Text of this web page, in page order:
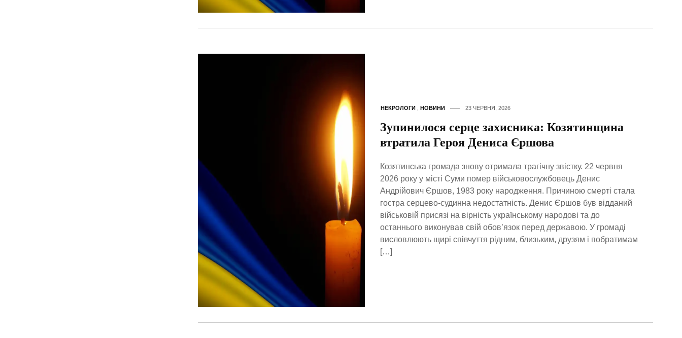
НЕКРОЛОГИ, НОВИНИ 23 ЧЕРВНЯ, 2026
Зупинилося серце захисника: Козятинщина
втратила Героя Дениса Єршова
Козятинська громада знову отримала трагічну звістку. 22 червня
2026 року у місті Суми помер військовослужбовець Денис
Андрійович Єршов, 1983 року народження. Причиною смерті стала
гостра серцево-судинна недостатність. Денис Єршов був відданий
військовій присязі на вірність українському народові та до
останнього виконував свій обов’язок перед державою. У громаді
висловлюють щирі співчуття рідним, близьким, друзям і побратимам
[…]